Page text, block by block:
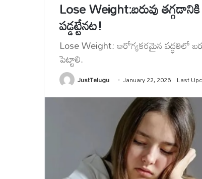
Lose Weight:బరువు
పడ్డట్టేనట!
Lose Weight: ఆరోగ్యకరమైన పద్ధతిలో
పెట్టాలి.
JustTelugu January 22, 2026 Last